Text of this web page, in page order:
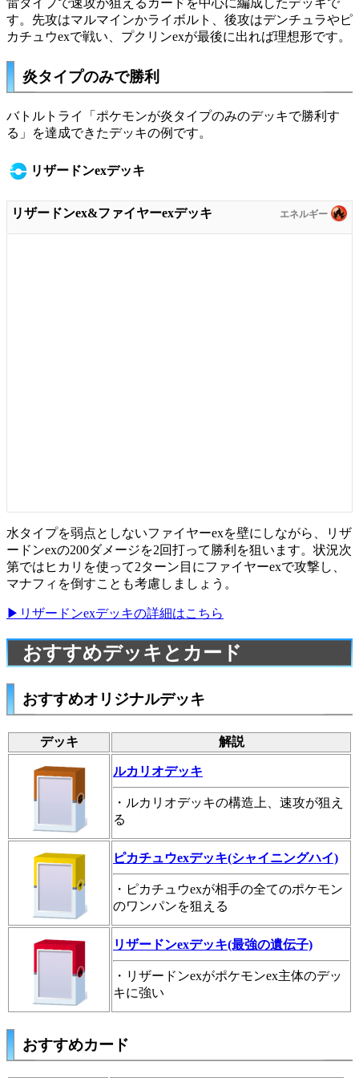
雷タイプで速攻が狙えるカードを中心に編成したデッキで
す。先攻はマルマインかライボルト、後攻はデンチュラやピ
カチュウexで戦い、プクリンexが最後に出れば理想形です。
炎タイプのみで勝利
バトルトライ「ポケモンが炎タイプのみのデッキで勝利す
る」を達成できたデッキの例です。
リザードンexデッキ
リザードンex&ファイヤーexデッキ
水タイプを弱点としないファイヤーexを壁にしながら、リザ
ードンexの200ダメージを2回打って勝利を狙います。状況次
第ではヒカリを使って2ターン目にファイヤーexで攻撃し、
マナフィを倒すことも考慮しましょう。
▶リザードンexデッキの詳細はこちら
おすすめデッキとカード
おすすめオリジナルデッキ
デッキ 解説
ルカリオデッキ
・ルカリオデッキの構造上、速攻が狙え
る
ピカチュウexデッキ(シャイニングハイ)
・ピカチュウexが相手の全てのポケモン
のワンパンを狙える
リザードンexデッキ(最強の遺伝子)
・リザードンexがポケモンex主体のデッ
キに強い
おすすめカード